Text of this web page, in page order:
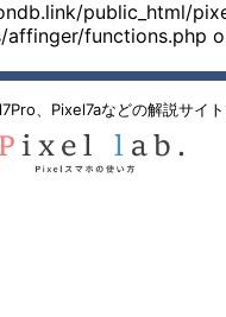
public_html/
functions.php
、Pixel7aなどの解説サイト